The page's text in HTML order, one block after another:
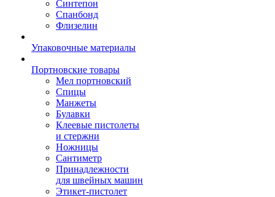
Синтепон
Спанбонд
Флизелин
Упаковочные материалы
Портновские товары
Мел портновский
Спицы
Манжеты
Булавки
Клеевые пистолеты
и стержни
Ножницы
Сантиметр
Принадлежности
для швейных машин
Этикет-пистолет